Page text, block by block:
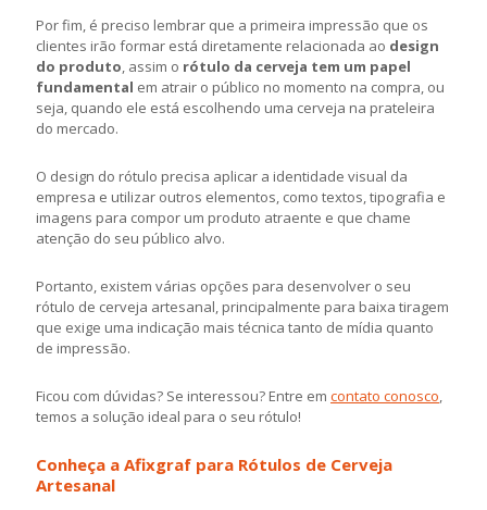
Por fim, é preciso lembrar que a primeira impressão que os
clientes irão formar está diretamente relacionada ao design
do produto, assim o rótulo da cerveja tem um papel
fundamental em atrair o público no momento na compra, ou
seja, quando ele está escolhendo uma cerveja na prateleira
do mercado.
O design do rótulo precisa aplicar a identidade visual da
empresa e utilizar outros elementos, como textos, tipografia e
imagens para compor um produto atraente e que chame
atenção do seu público alvo.
Portanto, existem várias opções para desenvolver o seu
rótulo de cerveja artesanal, principalmente para baixa tiragem
que exige uma indicação mais técnica tanto de mídia quanto
de impressão.
Ficou com dúvidas? Se interessou? Entre em contato conosco,
temos a solução ideal para o seu rótulo!
Conheça a Afixgraf para Rótulos de Cerveja
Artesanal